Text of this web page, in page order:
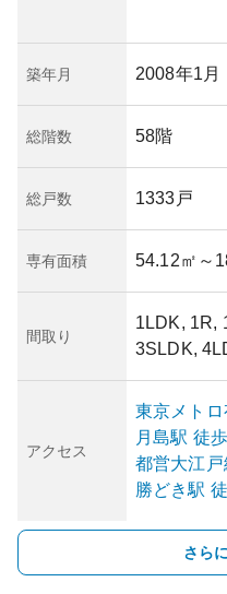
築年月 2008年1月
総階数 58階
総戸数 1333戸
専有面積 54.12㎡ ～
間取り
1LDK, 1R,
3SLDK,
アクセス
東京メトロ
月島駅 徒
都営大江戸
勝どき駅
さら